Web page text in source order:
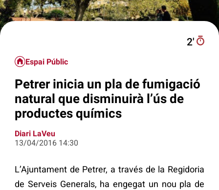
2′
Espai Públic
Petrer inicia un pla de fumigació
natural que disminuirà l’ús de
productes químics
Diari LaVeu
13/04/2016 14:30
L’Ajuntament de Petrer, a través de la Regidoria
de Serveis Generals, ha engegat un nou pla de